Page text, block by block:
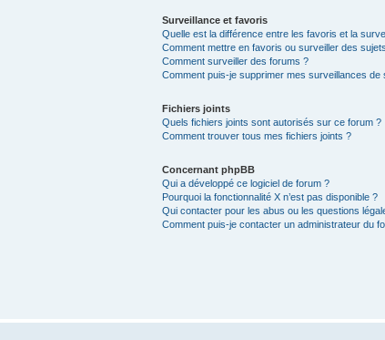
Surveillance et favoris
Quelle est la différence entre les favoris et la
Comment mettre en favoris ou surveiller des
Comment surveiller des forums ?
Comment puis-je supprimer mes surveillances de
Fichiers joints
Quels fichiers joints sont autorisés sur ce forum ?
Comment trouver tous mes fichiers joints ?
Concernant phpBB
Qui a développé ce logiciel de forum ?
Pourquoi la fonctionnalité X n’est pas disponible ?
Qui contacter pour les abus ou les questions
Comment puis-je contacter un administrateur du